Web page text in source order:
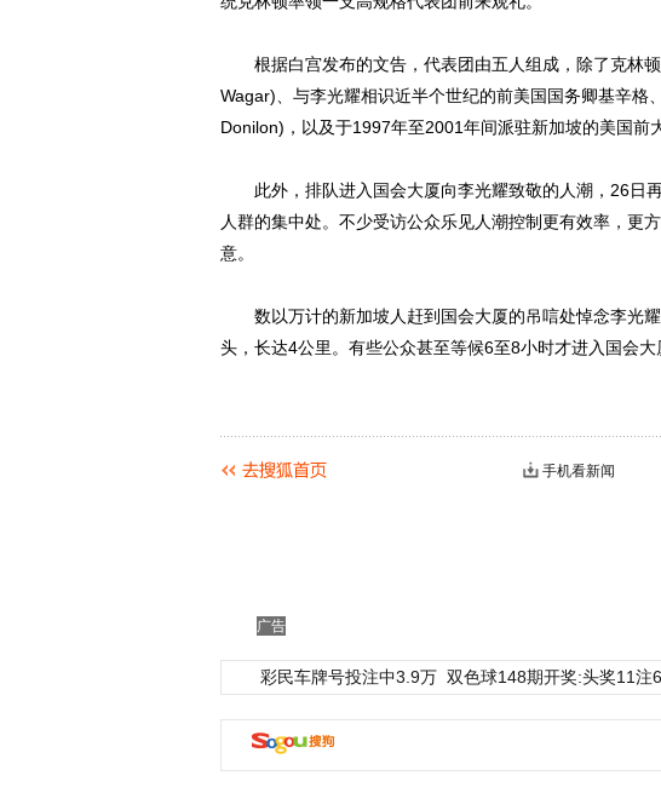
根据白宫发布的文告，代表团由五人组成，除了克林
Wagar)、与李光耀相识近半个世纪的前美国国务卿基辛格
Donilon)，以及于1997年至2001年间派驻新加坡的美国前
此外，排队进入国会大厦向李光耀致敬的人潮，26日
人群的集中处。不少受访公众乐见人潮控制更有效率，更
意。
数以万计的新加坡人赶到国会大厦的吊唁处悼念李光
头，长达4公里。有些公众甚至等候6至8小时才进入国会大
手机看新闻
广告
彩民车牌号投注中3.9万 双色球148期开奖:头奖11注